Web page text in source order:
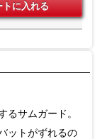
るサムガード。
ットがずれるの